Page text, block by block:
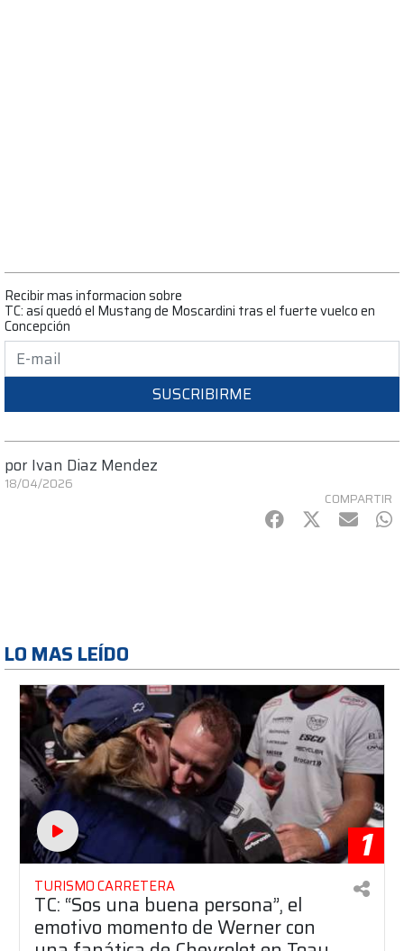
Recibir mas informacion sobre
TC: así quedó el Mustang de Moscardini tras el fuerte vuelco en
Concepción
SUSCRIBIRME
por Ivan Diaz Mendez
18/04/2026
COMPARTIR
Facebook
Twitter
mail
LO MAS LEÍDO
1
TURISMO CARRETERA
TC: “Sos una buena persona”, el
emotivo momento de Werner con